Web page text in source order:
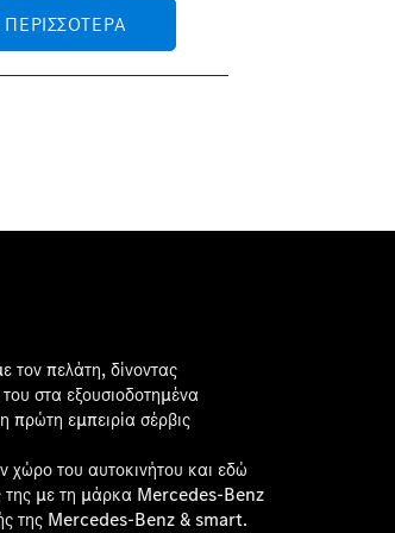
τον πελάτη, δίνοντας
στα εξουσιοδοτημένα
πρώτη εμπειρία σέρβις
χώρο του αυτοκινήτου και εδώ
της με τη μάρκα Mercedes-Benz
της Mercedes-Benz & smart.